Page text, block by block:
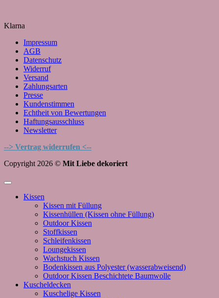
Klarna
Impressum
AGB
Datenschutz
Widerruf
Versand
Zahlungsarten
Presse
Kundenstimmen
Echtheit von Bewertungen
Haftungsausschluss
Newsletter
--> Vertrag widerrufen <--
Copyright 2026 © Mit Liebe dekoriert
Kissen
Kissen mit Füllung
Kissenhüllen (Kissen ohne Füllung)
Outdoor Kissen
Stoffkissen
Schleifenkissen
Loungekissen
Wachstuch Kissen
Bodenkissen aus Polyester (wasserabweisend)
Outdoor Kissen Beschichtete Baumwolle
Kuscheldecken
Kuschelige Kissen